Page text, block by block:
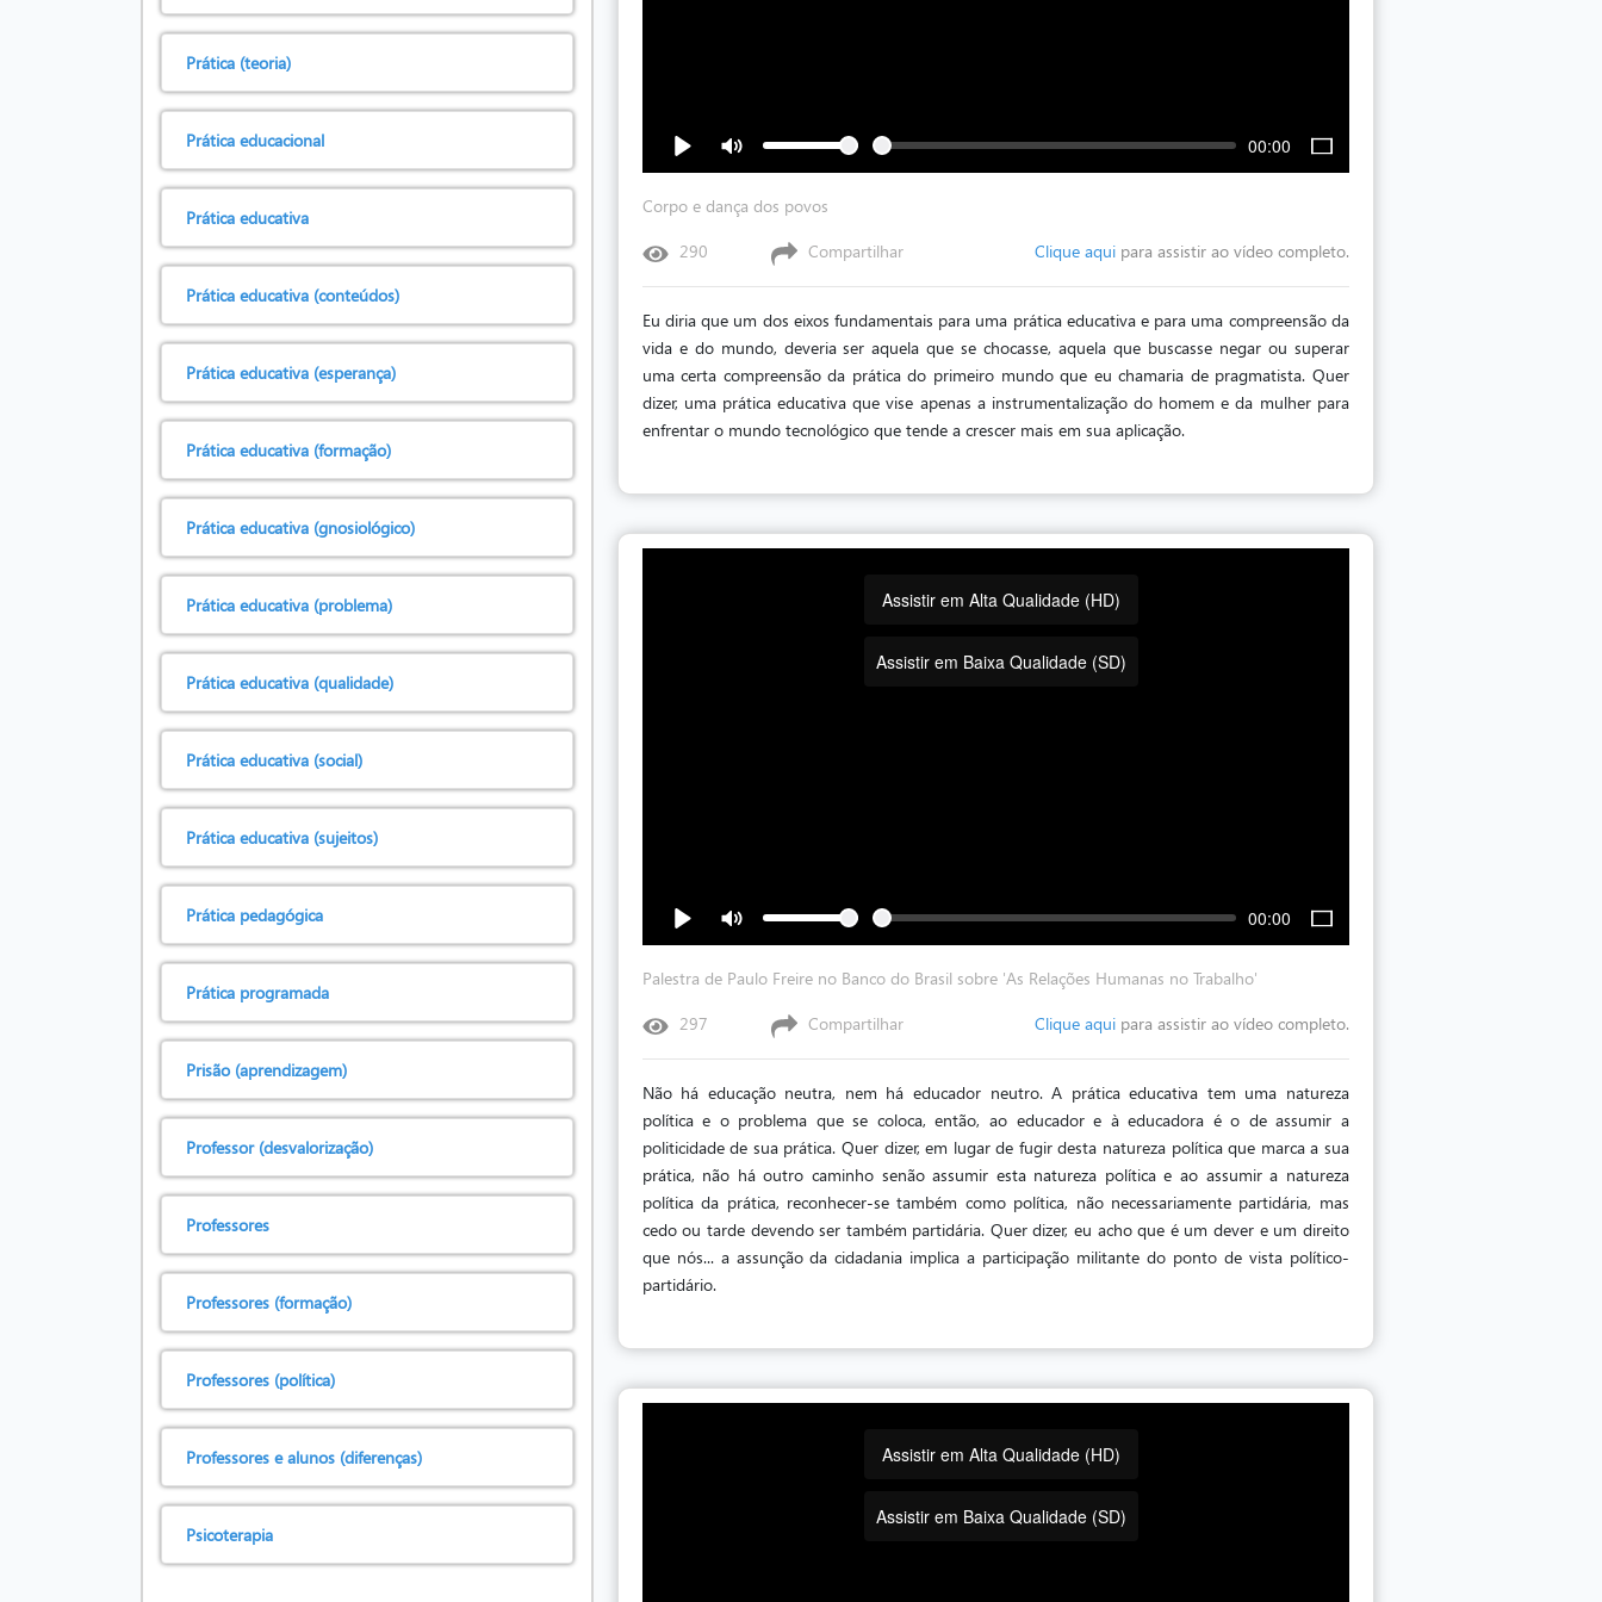
Prática (teoria)
Prática educacional
Prática educativa
Prática educativa (conteúdos)
Prática educativa (esperança)
Prática educativa (formação)
Prática educativa (gnosiológico)
Prática educativa (problema)
Prática educativa (qualidade)
Prática educativa (social)
Prática educativa (sujeitos)
Prática pedagógica
Prática programada
Prisão (aprendizagem)
Professor (desvalorização)
Professores
Professores (formação)
Professores (política)
Professores e alunos (diferenças)
Psicoterapia
00:00
Corpo e dança dos povos
290
Compartilhar Clique aquipara assistir ao vídeo completo.
Eu diria que um dos eixos fundamentais para uma prática educativa e para uma compreensão da
vida e do mundo, deveria ser aquela que se chocasse, aquela que buscasse negar ou superar
uma certa compreensão da prática do primeiro mundo que eu chamaria de pragmatista. Quer
dizer, uma prática educativa que vise apenas a instrumentalização do homem e da mulher para
enfrentar o mundo tecnológico que tende a crescer mais em sua aplicação.
Assistir em Alta Qualidade (HD)
Assistir em Baixa Qualidade (SD)
00:00
Palestra de Paulo Freire no Banco do Brasil sobre 'As Relações Humanas no Trabalho'
297
Compartilhar Clique aquipara assistir ao vídeo completo.
Não há educação neutra, nem há educador neutro. A prática educativa tem uma natureza
política e o problema que se coloca, então, ao educador e à educadora é o de assumir a
politicidade de sua prática. Quer dizer, em lugar de fugir desta natureza política que marca a sua
prática, não há outro caminho senão assumir esta natureza política e ao assumir a natureza
política da prática, reconhecer-se também como política, não necessariamente partidária, mas
cedo ou tarde devendo ser também partidária. Quer dizer, eu acho que é um dever e um direito
que nós... a assunção da cidadania implica a participação militante do ponto de vista político-
partidário.
Assistir em Alta Qualidade (HD)
Assistir em Baixa Qualidade (SD)